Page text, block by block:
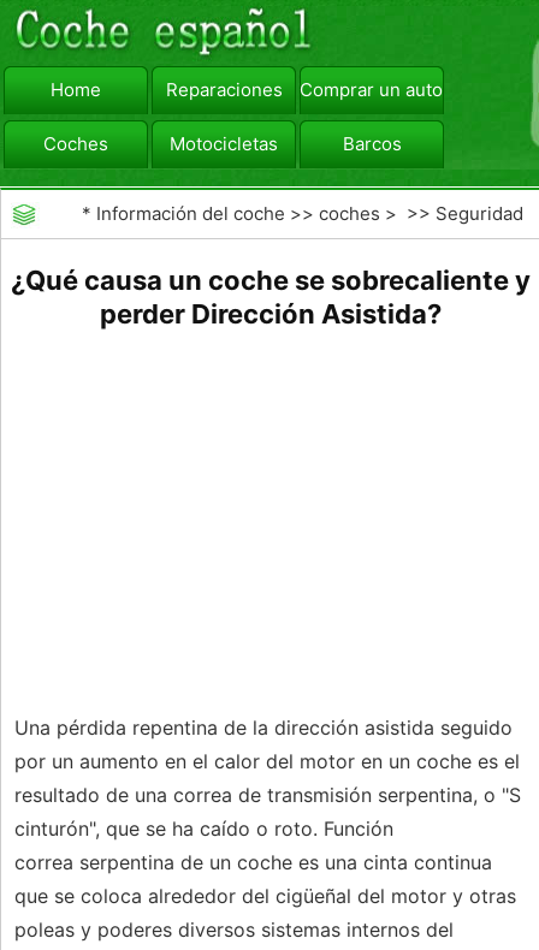
Home Reparaciones Comprar un automóvil
Coches Motocicletas Barcos
viajar Camiones
* Información del coche >>coches > >> Seguridad
¿Qué causa un coche se sobrecaliente y
perder Dirección Asistida?
Una pérdida repentina de la dirección asistida seguido
por un aumento en el calor del motor en un coche es el
resultado de una correa de transmisión serpentina, o "S
cinturón", que se ha caído o roto. Función
correa serpentina de un coche es una cinta continua
que se coloca alrededor del cigüeñal del motor y otras
poleas y poderes diversos sistemas internos del